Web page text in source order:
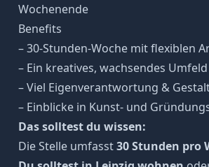
Wochenende
Benefits
– 30-Stunden-Woche mit flexiblen
– Ein kreatives, wachsendes Umfeld
– Viel Eigenverantwortung &
– Einblicke in Kunst- und
Das solltest du wissen:
Die Stelle umfasst30 Stunden pro